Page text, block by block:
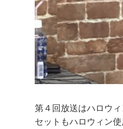
第４回放送はハロウィ
セットもハロウィン使